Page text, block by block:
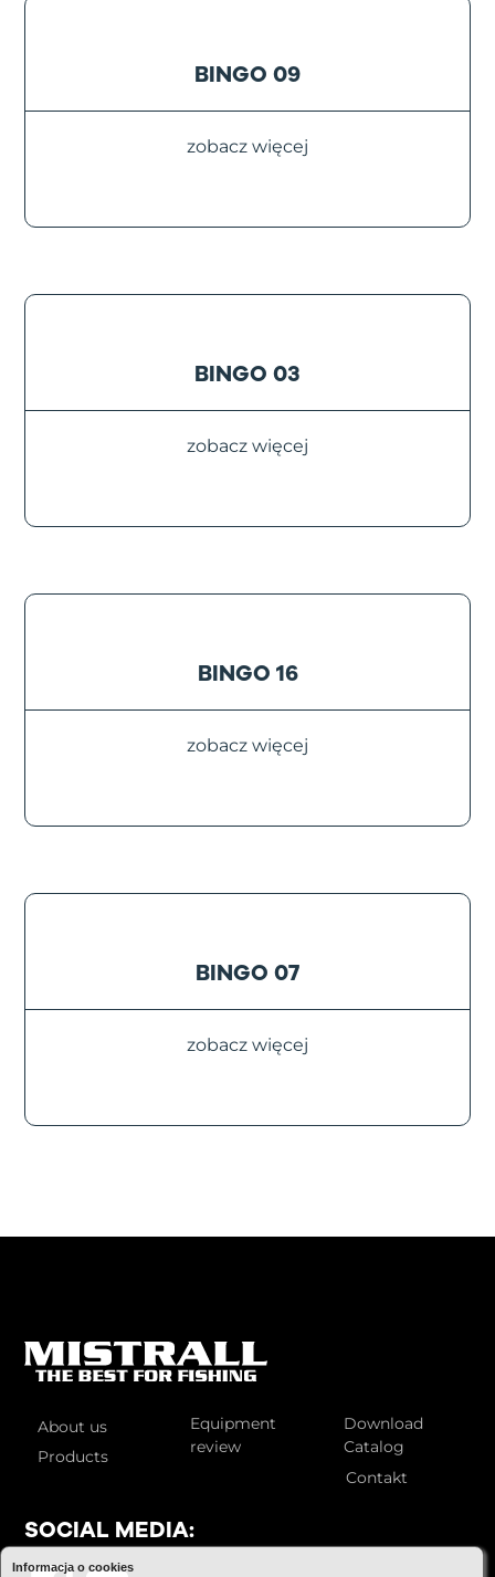
Informacja o cookies
BINGO 09
zobacz więcej
BINGO 03
zobacz więcej
BINGO 16
zobacz więcej
BINGO 07
zobacz więcej
About us
Products
Equipment
review
Download
Catalog
Contakt
SOCIAL MEDIA: